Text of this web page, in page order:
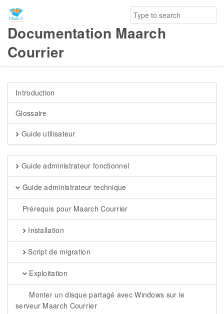
Documentation Maarch
Courrier
Introduction
Glossaire
Guide utilisateur
Guide administrateur fonctionnel
Guide administrateur technique
Prérequis pour Maarch Courrier
Installation
Script de migration
Exploitation
Monter un disque partagé avec Windows sur le
serveur Maarch Courrier